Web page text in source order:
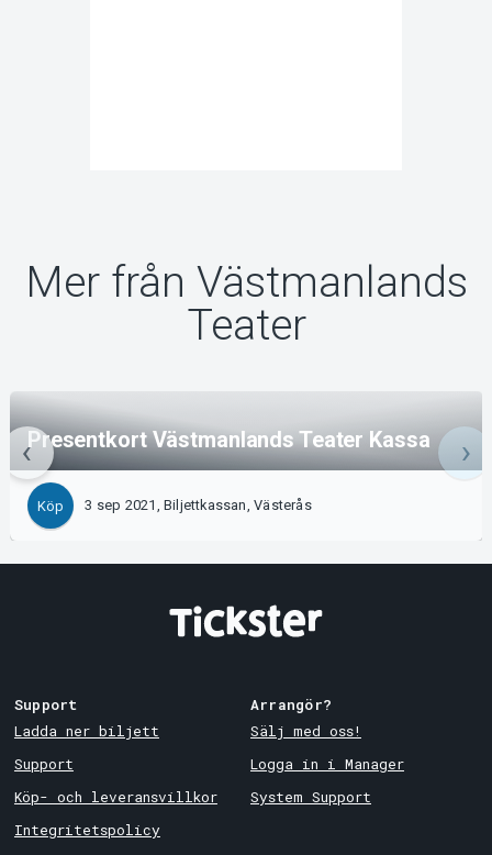
Mer från Västmanlands
Teater
Presentkort Västmanlands Teater Kassa
Köp 3 sep 2021, Biljettkassan, Västerås
Support
Ladda ner biljett
Support
Köp- och leveransvillkor
Integritetspolicy
Arrangör?
Sälj med oss!
Logga in i Manager
System Support